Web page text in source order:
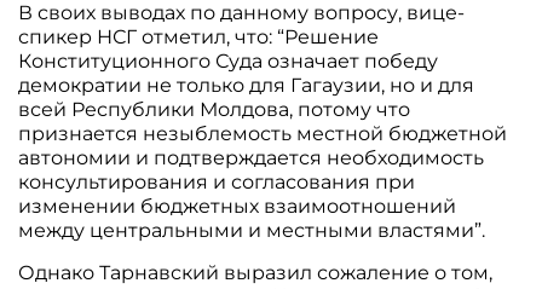
В своих выводах по данному вопросу, вице-
спикер НСГ отметил, что: “Решение
Конституционного Суда означает победу
демократии не только для Гагаузии, но и для
всей Республики Молдова, потому что
признается незыблемость местной бюджетной
автономии и подтверждается необходимость
консультирования и согласования при
изменении бюджетных взаимоотношений
между центральными и местными властями”.
Однако Тарнавский выразил сожаление о том,